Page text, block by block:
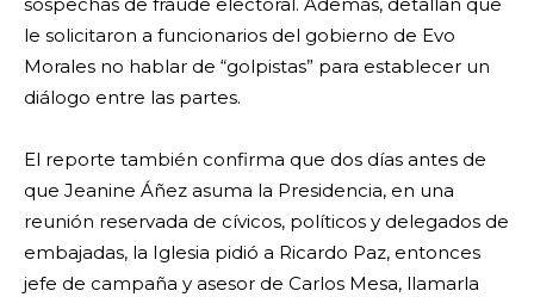
le solicitaron a funcionarios del gobierno de Evo
Morales no hablar de “golpistas” para establecer un
diálogo entre las partes.
El reporte también confirma que dos días antes de
que Jeanine Áñez asuma la Presidencia, en una
reunión reservada de cívicos, políticos y delegados de
embajadas, la Iglesia pidió a Ricardo Paz, entonces
jefe de campaña y asesor de Carlos Mesa, llamarla